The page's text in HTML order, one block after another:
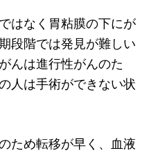
はなく胃粘膜の下にが
段階では発見が難しい
んは進行性がんのた
人は手術ができない状
ため転移が早く、血液